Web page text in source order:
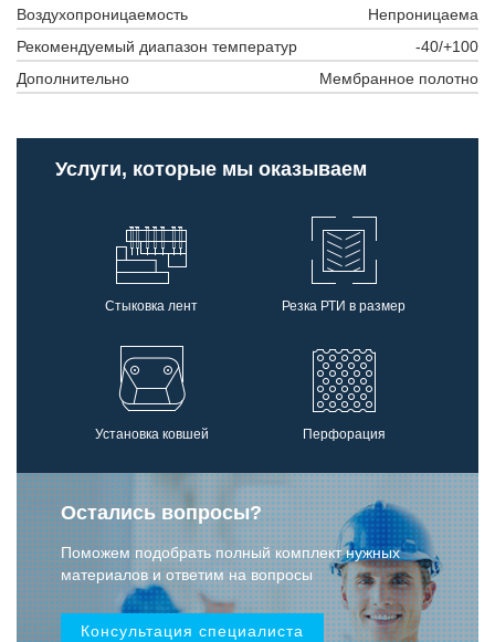
Воздухопроницаемость
Непроницаема
Рекомендуемый диапазон температур
-40/+100
Дополнительно
Мембранное полотно
Услуги, которые мы оказываем
Стыковка лент Резка РТИ в размер
Установка ковшей Перфорация
Остались вопросы?
Поможем подобрать полный комплект нужных
материалов и ответим на вопросы
Консультация специалиста